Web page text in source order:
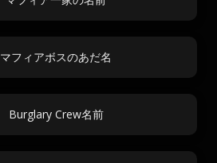
マフィアボスのあだ名
Burglary Crew名前